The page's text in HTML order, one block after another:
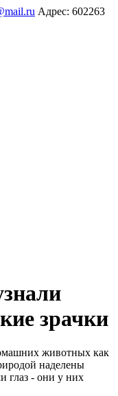
Адрес: 602263
зрачки
животных как
наделены
глаз - они у них